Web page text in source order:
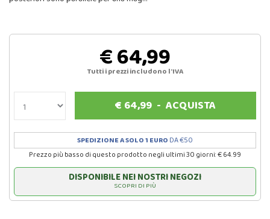
€ 64,99
Tutti i prezzi includono l'IVA
€ 64,99 -ACQUISTA
SPEDIZIONE A SOLO 1 EURO DA €50
Prezzo più basso di questo prodotto negli ultimi 30 giorni: € 64.99
DISPONIBILE NEI NOSTRI NEGOZI
SCOPRI DI PIÙ